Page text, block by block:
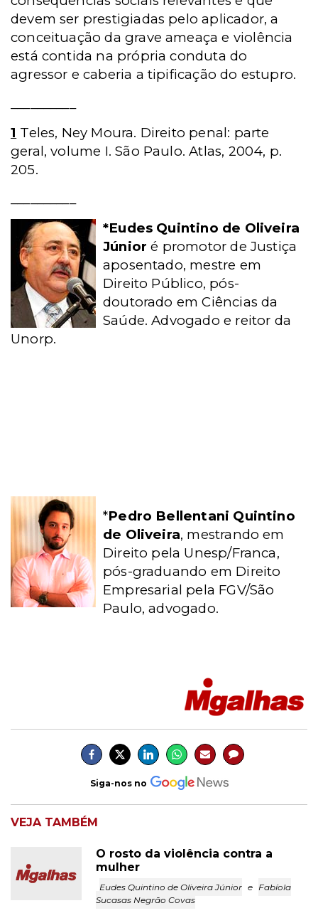
devem ser prestigiadas pelo aplicador, a
conceituação da grave ameaça e violência
está contida na própria conduta do
agressor e caberia a tipificação do estupro.
1 Teles, Ney Moura. Direito penal: parte
geral, volume I. São Paulo. Atlas, 2004, p.
205.
*Eudes Quintino de Oliveira
Júnior é promotor de Justiça
aposentado, mestre em
Direito Público, pós-
doutorado em Ciências da
Saúde. Advogado e reitor da
Unorp.
*Pedro Bellentani Quintino
de Oliveira, mestrando em
Direito pela Unesp/Franca,
pós-graduando em Direito
Empresarial pela FGV/São
Paulo, advogado.
Siga-nos no
VEJA TAMBÉM
O rosto da violência contra a
mulher
Eudes Quintino de Oliveira Júnior e Fabíola
Sucasas Negrão Covas